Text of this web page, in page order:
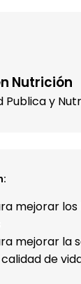
Nutrición
y
mejorar
mejorar la
de